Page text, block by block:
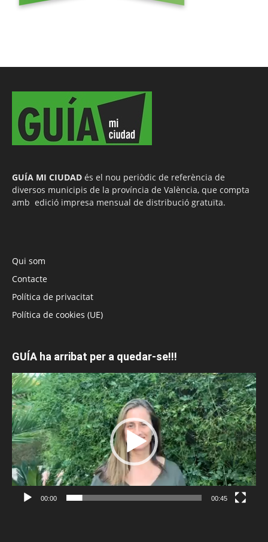
GUÍA MI CIUDAD és el nou periòdic de referència de
diversos municipis de la província de València, que compta
amb edició impresa mensual de distribució gratuïta.
Qui som
Contacte
Política de privacitat
Política de cookies (UE)
GUÍA ha arribat per a quedar-se!!!
Reproductor
de
vídeo
00:00 00:45